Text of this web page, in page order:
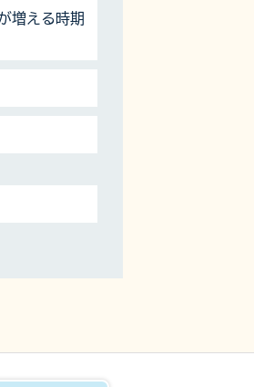
増える時期